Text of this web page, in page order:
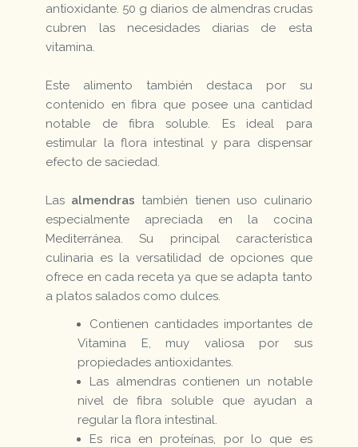
antioxidante. 50 g diarios de almendras crudas
cubren las necesidades diarias de esta
vitamina.
Este alimento también destaca por su
contenido en fibra que posee una cantidad
notable de fibra soluble. Es ideal para
estimular la flora intestinal y para dispensar
efecto de saciedad.
Las almendras también tienen uso culinario
especialmente apreciada en la cocina
Mediterránea. Su principal característica
culinaria es la versatilidad de opciones que
ofrece en cada receta ya que se adapta tanto
a platos salados como dulces.
Contienen cantidades importantes de
Vitamina E, muy valiosa por sus
propiedades antioxidantes.
Las almendras contienen un notable
nivel de fibra soluble que ayudan a
regular la flora intestinal.
Es rica en proteínas, por lo que es